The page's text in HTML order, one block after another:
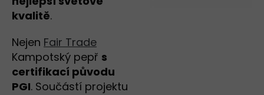
kvalitě.
Nejen Fair Trade
Kampotský pepř s
certifikací původu
PGI. Součástí projektu